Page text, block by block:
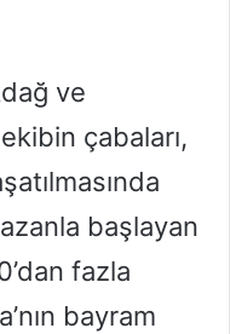
ve
çabaları,
başlayan
fazla
bayram